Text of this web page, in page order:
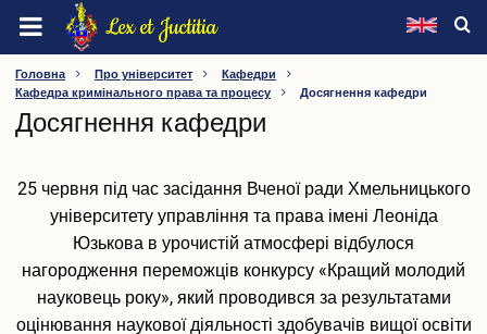
Перейти
основного
вмісту
Lex et Juctitia
ХМЕЛЬНИЦЬКИЙ УНІВЕРСИТЕТ УПРАВЛІННЯ ТА
ПРАВА ІМЕНІ ЛЕОНІДА ЮЗЬКОВА
Інформація про університет
Видатні особистості
Ректорат
Вчена рада
Наглядова рада
Методична рада
Головна Про університет
Кафедри
Кафедра кримінального права та процесу
Досягнення кафедри
Досягнення кафедри
25 червня під час засідання Вченої ради Хмельницького
університету управління та права імені Леоніда
Юзькова в урочистій атмосфері відбулося
нагородження переможців конкурсу «Кращий молодий
науковець року», який проводився за результатами
оцінювання наукової діяльності здобувачів вищої освіти